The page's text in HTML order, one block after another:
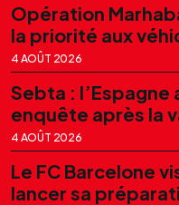
Opération
la priorité aux
4 AOÛT 2026
Sebta : l’Espagne
enquête après la
4 AOÛT 2026
Le FC Barcelone
lancer sa